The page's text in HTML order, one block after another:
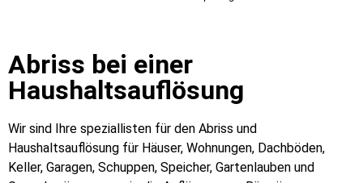
Abriss bei einer
Haushaltsauflösung
Wir sind Ihre speziallisten für den Abriss und
Haushaltsauflösung für Häuser, Wohnungen, Dachböden,
Keller, Garagen, Schuppen, Speicher, Gartenlauben und